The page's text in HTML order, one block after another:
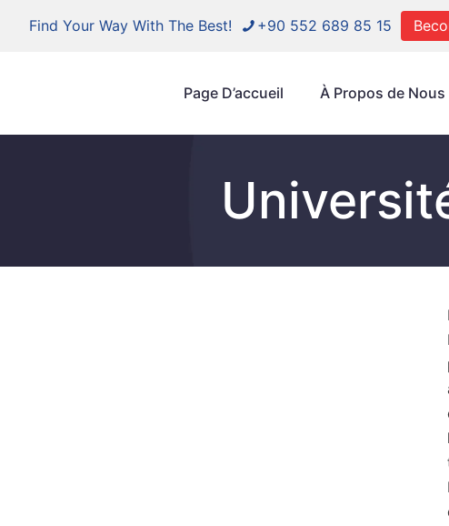
Find Your Way With The Best! +90 552 689 85 15
Page D’accueil À Propos de Nous